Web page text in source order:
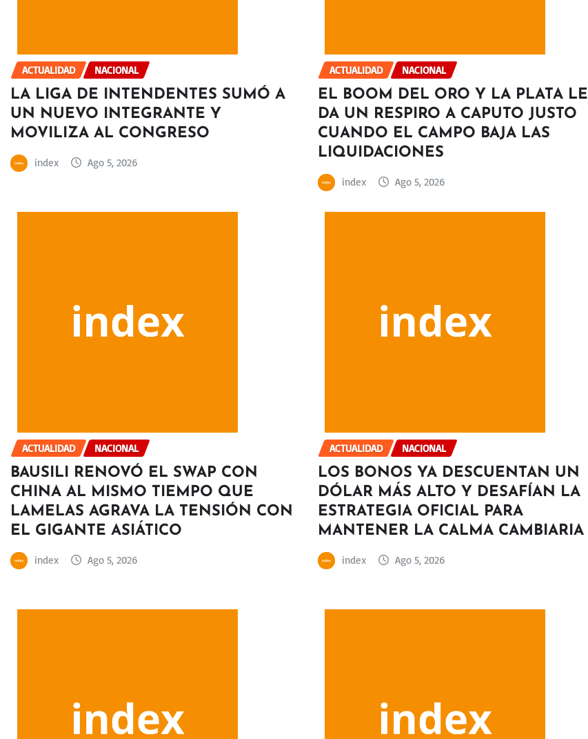
ACTUALIDAD NACIONAL
LA LIGA DE INTENDENTES SUMÓ A
UN NUEVO INTEGRANTE Y
MOVILIZA AL CONGRESO
index Ago 5, 2026
ACTUALIDAD NACIONAL
EL BOOM DEL ORO Y LA PLATA LE
DA UN RESPIRO A CAPUTO JUSTO
CUANDO EL CAMPO BAJA LAS
LIQUIDACIONES
index Ago 5, 2026
ACTUALIDAD NACIONAL
BAUSILI RENOVÓ EL SWAP CON
CHINA AL MISMO TIEMPO QUE
LAMELAS AGRAVA LA TENSIÓN CON
EL GIGANTE ASIÁTICO
index Ago 5, 2026
ACTUALIDAD NACIONAL
LOS BONOS YA DESCUENTAN UN
DÓLAR MÁS ALTO Y DESAFÍAN LA
ESTRATEGIA OFICIAL PARA
MANTENER LA CALMA CAMBIARIA
index Ago 5, 2026